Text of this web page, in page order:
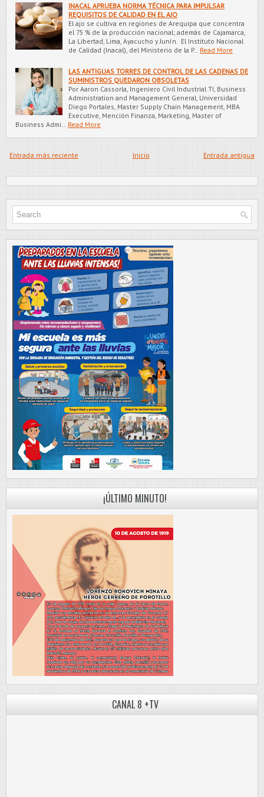
INACAL APRUEBA NORMA TÉCNICA PARA IMPULSAR
REQUISITOS DE CALIDAD EN EL AJO
El ajo se cultiva en regiones de Arequipa que concentra
el 75 % de la producción nacional; además de Cajamarca,
La Libertad, Lima, Ayacucho y Junín. El Instituto Nacional
de Calidad (Inacal), del Ministerio de la P…
Read More
LAS ANTIGUAS TORRES DE CONTROL DE LAS CADENAS DE
SUMINISTROS QUEDARON OBSOLETAS
Por Aaron Cassorla, Ingeniero Civil Industrial TI, Business
Administration and Management General, Universidad
Diego Portales, Master Supply Chain Management, MBA
Executive, Mención Finanza, Marketing, Master of
Business Admi…
Read More
Entrada más reciente Entrada antigua
Inicio
¡ÚLTIMO MINUTO!
CANAL 8 +TV